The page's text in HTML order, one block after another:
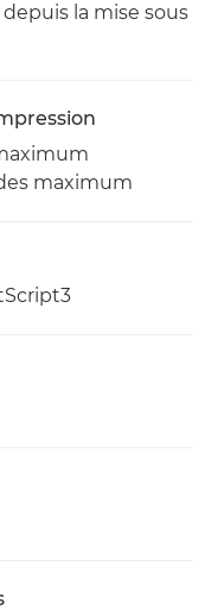
la mise sous
maximum